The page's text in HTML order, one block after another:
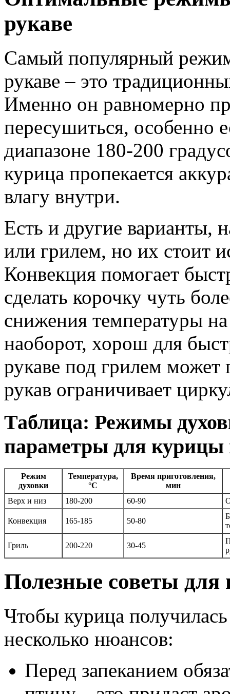
рукаве
Самый популярный
рукаве – это
Именно он равномерно
пересушиться, особенно
диапазоне 180-200
курица пропекается
влагу внутри.
Есть и другие варианты,
или грилем, но их стоит
Конвекция помогает
сделать корочку чуть
снижения температуры
наоборот, хорош для
рукаве под грилем может
рукав ограничивает
Таблица: Режимы
параметры для курицы
Режим
духовки
Температура,
°C
Время приготовления,
мин
Верх и низ
180-200 60-90
Конвекция 165-185 50-80
Гриль 200-220 30-45
Полезные советы для
Чтобы курица получилась
несколько нюансов:
Перед запеканием